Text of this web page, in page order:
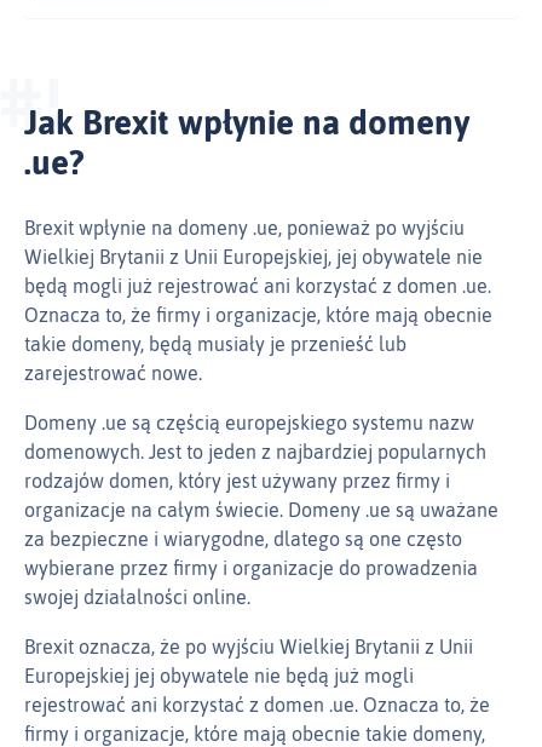
Jak Brexit wpłynie na domeny
.ue?
Brexit wpłynie na domeny .ue, ponieważ po wyjściu
Wielkiej Brytanii z Unii Europejskiej, jej obywatele nie
będą mogli już rejestrować ani korzystać z domen .ue.
Oznacza to, że firmy i organizacje, które mają obecnie
takie domeny, będą musiały je przenieść lub
zarejestrować nowe.
Domeny .ue są częścią europejskiego systemu nazw
domenowych. Jest to jeden z najbardziej popularnych
rodzajów domen, który jest używany przez firmy i
organizacje na całym świecie. Domeny .ue są uważane
za bezpieczne i wiarygodne, dlatego są one często
wybierane przez firmy i organizacje do prowadzenia
swojej działalności online.
Brexit oznacza, że po wyjściu Wielkiej Brytanii z Unii
Europejskiej jej obywatele nie będą już mogli
rejestrować ani korzystać z domen .ue. Oznacza to, że
firmy i organizacje, które mają obecnie takie domeny,